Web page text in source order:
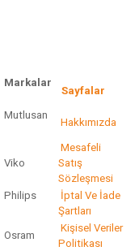
Markalar
Sayfalar
Mutlusan
Hakkımızda
Viko
Mesafeli
Satış
Sözleşmesi
Philips
İptal Ve İade
Şartları
Osram
Kişisel Veriler
Politikası